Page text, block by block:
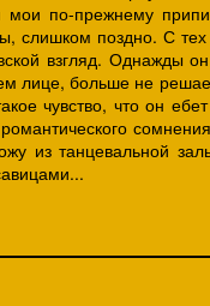
мои по-прежнему
слишком поздно. С
взгляд. Однажды
лице, больше не
чувство, что он
из танцевальной